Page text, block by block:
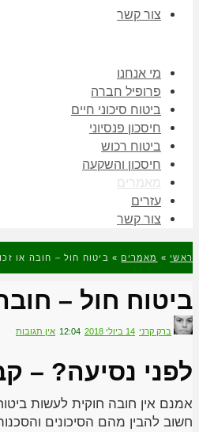
צור קשר
מי אנחנו
פרופיל חברה
ביטוח סיכוני חיים
חיסכון פנסיוני
ביטוח רכוש
חיסכון והשקעה
מאמרים
עזרים
צור קשר
ראשי » מאמרים » ביטוח חול – חובה או
ביטוח חול –
ברק קרני 14 ביולי 2018 12:04 אין תגובות
לפני נסיעה? –
אמנם אין חובה חוקית לעשות
חשוב להבין מהם הסיכונים